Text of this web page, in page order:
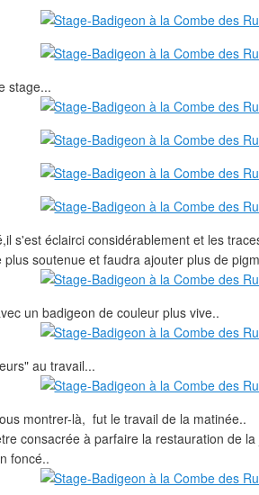
stage...
s'est éclairci considérablement et les
plus soutenue et faudra ajouter plus de
un badigeon de couleur plus vive..
au travail...
montrer-là, fut le travail de la matinée..
consacrée à parfaire la restauration de
foncé..